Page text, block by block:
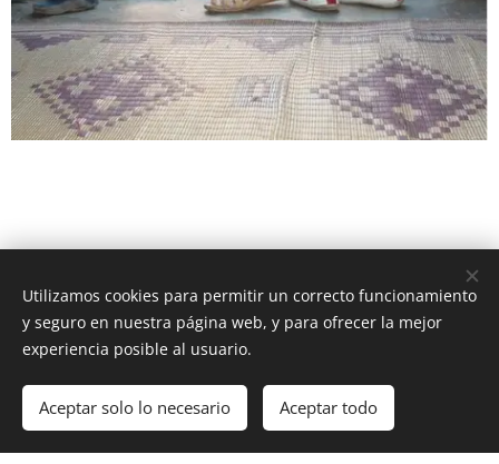
Nos descalzamosen
busca de un sueño:
vivir con dignidad
¡Crea tu página web gratis! Comenzar
Utilizamos cookies para permitir un correcto funcionamiento
y seguro en nuestra página web, y para ofrecer la mejor
experiencia posible al usuario.
Aceptar solo lo necesario Aceptar todo